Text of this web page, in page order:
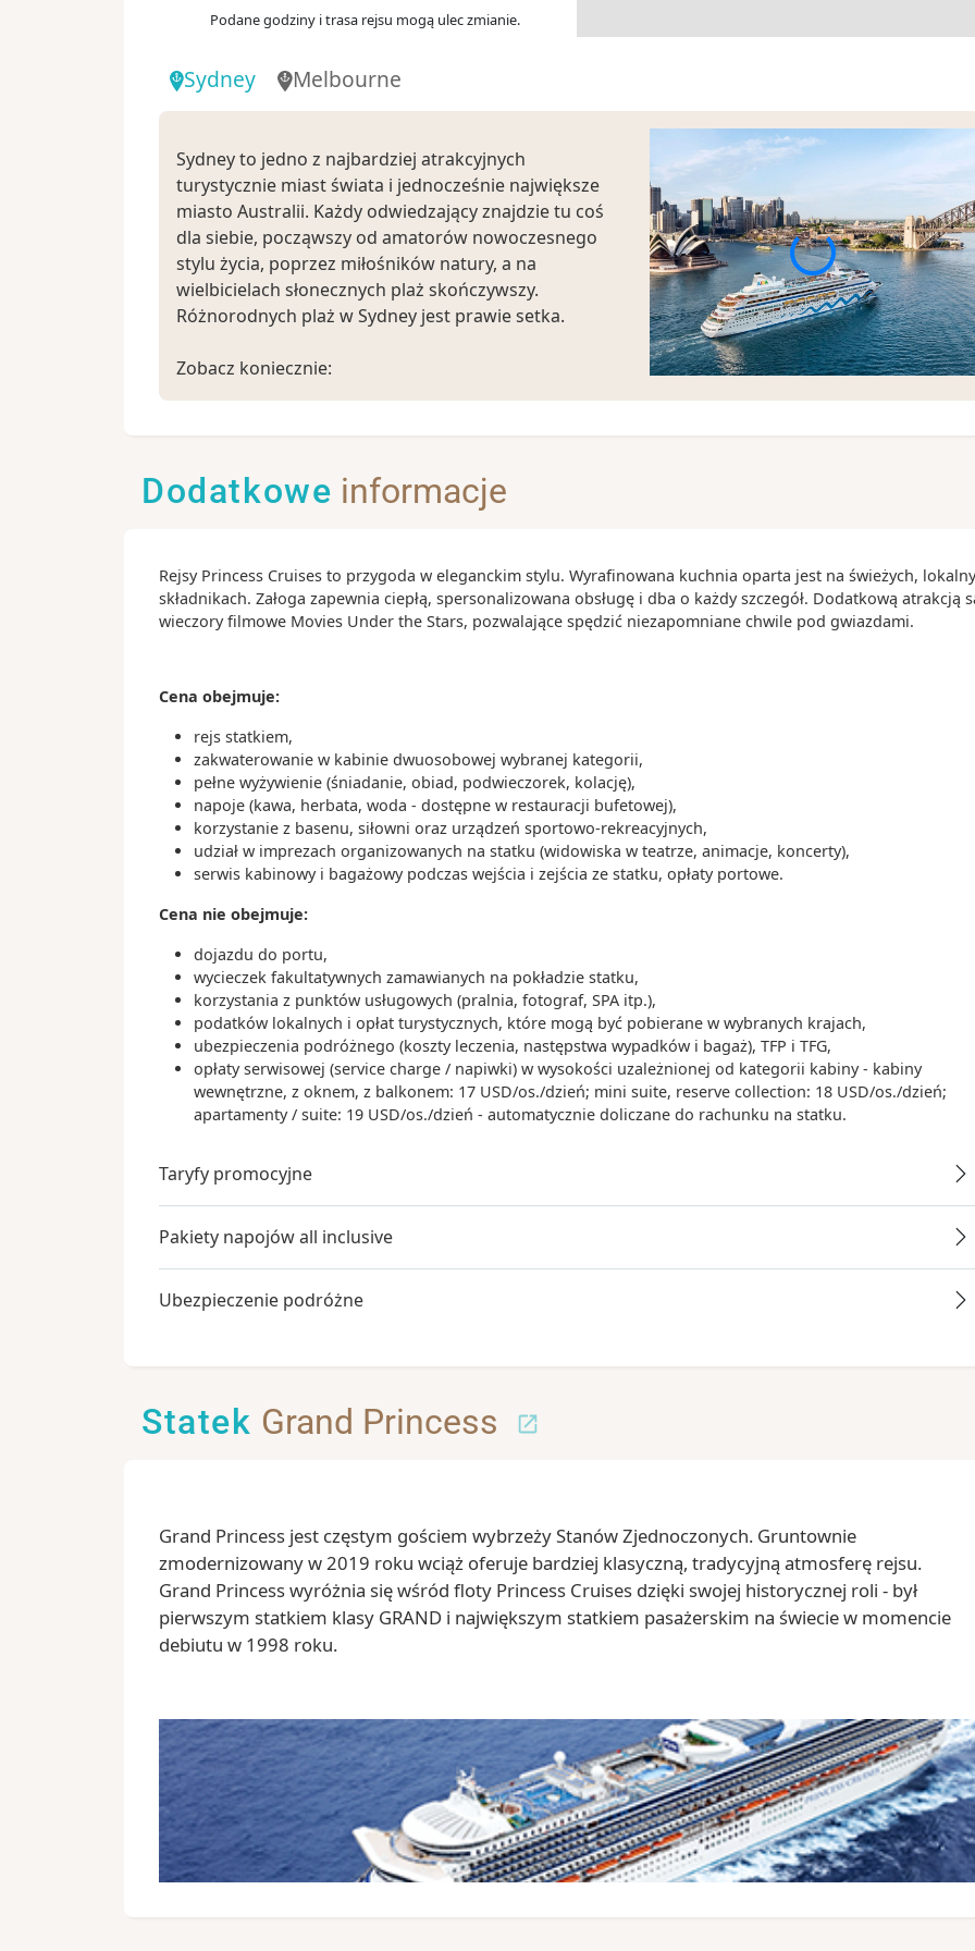
Podane godziny i trasa rejsu mogą ulec zmianie.
Sydney Melbourne
Sydney to jedno z najbardziej atrakcyjnych
turystycznie miast świata i jednocześnie największe
miasto Australii. Każdy odwiedzający znajdzie tu coś
dla siebie, począwszy od amatorów nowoczesnego
stylu życia, poprzez miłośników natury, a na
wielbicielach słonecznych plaż skończywszy.
Różnorodnych plaż w Sydney jest prawie setka.
Zobacz koniecznie:
- The Rocks to miejscowa starówka
- plaża Bondi, która jest rajem dla miłośników
Ciekawostki:
- w 1957 roku odbył się konkurs na projekt gmachu
opery – wygrał go duński architekt Jorn Utzon, który
- kangury nieodłącznie kojarzą się z Australią, a
narodowe linie lotnicze Qantas mają kangura w
swoim logo
- w Sydney znajduje się Koala Park Sanctuary, a te
niezwykłe zwierzęta potrafią przespać nawet 20
godzin w ciągu doby
Dodatkowe informacje
Rejsy Princess Cruises to przygoda w eleganckim stylu. Wyrafinowana kuchnia oparta jest na świeżych,
składnikach. Załoga zapewnia ciepłą, spersonalizowana obsługę i dba o każdy szczegół. Dodatkową atrakcją
wieczory filmowe Movies Under the Stars, pozwalające spędzić niezapomniane chwile pod gwiazdami.
Cena obejmuje:
rejs statkiem,
zakwaterowanie w kabinie dwuosobowej wybranej kategorii,
pełne wyżywienie (śniadanie, obiad, podwieczorek, kolację),
napoje (kawa, herbata, woda - dostępne w restauracji bufetowej),
korzystanie z basenu, siłowni oraz urządzeń sportowo-rekreacyjnych,
udział w imprezach organizowanych na statku (widowiska w teatrze, animacje, koncerty),
serwis kabinowy i bagażowy podczas wejścia i zejścia ze statku, opłaty portowe.
Cena nie obejmuje:
dojazdu do portu,
wycieczek fakultatywnych zamawianych na pokładzie statku,
korzystania z punktów usługowych (pralnia, fotograf, SPA itp.),
podatków lokalnych i opłat turystycznych, które mogą być pobierane w wybranych krajach,
ubezpieczenia podróżnego (koszty leczenia, następstwa wypadków i bagaż), TFP i TFG,
opłaty serwisowej (service charge / napiwki) w wysokości uzależnionej od kategorii kabiny - kabiny
wewnętrzne, z oknem, z balkonem: 17 USD/os./dzień; mini suite, reserve collection: 18 USD/os./dzień;
apartamenty / suite: 19 USD/os./dzień - automatycznie doliczane do rachunku na statku.
Taryfy promocyjne
Pakiety napojów all inclusive
Ubezpieczenie podróżne
Statek Grand Princess
Grand Princess jest częstym gościem wybrzeży Stanów Zjednoczonych. Gruntownie
zmodernizowany w 2019 roku wciąż oferuje bardziej klasyczną, tradycyjną atmosferę rejsu.
Grand Princess wyróżnia się wśród floty Princess Cruises dzięki swojej historycznej roli - był
pierwszym statkiem klasy GRAND i największym statkiem pasażerskim na świecie w momencie
debiutu w 1998 roku.